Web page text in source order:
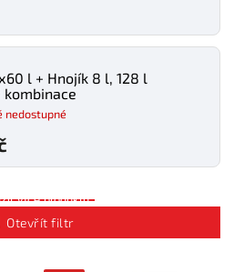
l + Hnojík 8 l, 128 l
kombinace
nedostupné
více produktů
Otevřít filtr